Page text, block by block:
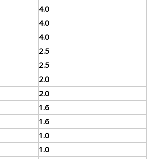
4.0
4.0
4.0
2.5
2.5
2.0
2.0
1.6
1.6
1.0
1.0